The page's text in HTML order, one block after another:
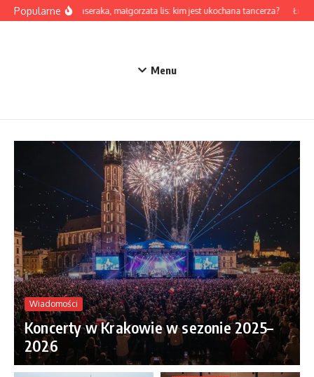
Przejdź do treści
PopularneŻona maseraka, małgorzata lis: kim jest ukochana tancerza?
Menu
Wiadomości
Koncerty w Krakowie w sezonie 2025–
2026